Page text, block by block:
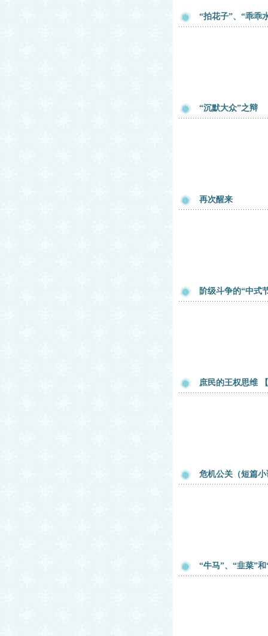
“拍花子”、“乖乖
“沉默大众”之辩
再次醒来
阶级斗争的“中式
庶民的王权思维
危机公关（短篇小
“牛马”、“韭菜”和